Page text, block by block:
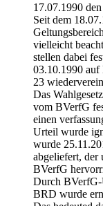
17.07.1990
Seit dem
vielleicht
stellen dabei
03.10.1990 auf
23
Das
vom BVerfG
einen
Urteil wurde
wurde
abgeliefert, der
BVerfG
Durch BVerfG-
BRD wurde